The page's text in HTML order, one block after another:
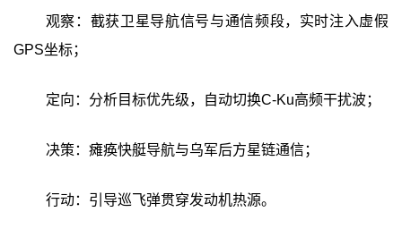
观察：截获卫星导航信号与通信频段，实时注入虚假
GPS坐标；
定向：分析目标优先级，自动切换C-Ku高频干扰波；
决策：瘫痪快艇导航与乌军后方星链通信；
行动：引导巡飞弹贯穿发动机热源。